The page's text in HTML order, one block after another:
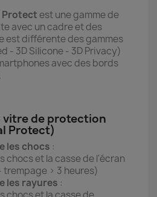
Protect est une gamme de
avec un cadre et des
est différente des gammes
- 3D Silicone - 3D Privacy)
avec des bords
vitre de protection
Protect)
les chocs :
chocs et la casse de l'écran
> 3 heures)
les rayures :